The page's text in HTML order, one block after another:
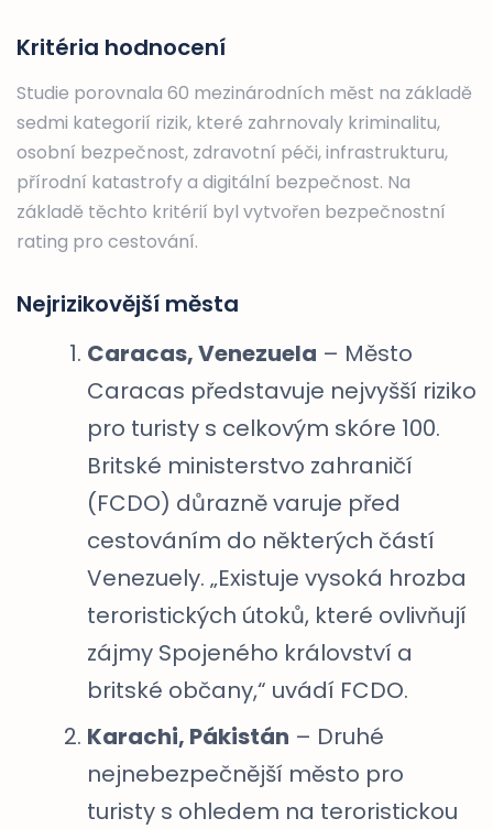
Kritéria hodnocení
Studie porovnala 60 mezinárodních měst na základě
sedmi kategorií rizik, které zahrnovaly kriminalitu,
osobní bezpečnost, zdravotní péči, infrastrukturu,
přírodní katastrofy a digitální bezpečnost. Na
základě těchto kritérií byl vytvořen bezpečnostní
rating pro cestování.
Nejrizikovější města
Caracas, Venezuela – Město
Caracas představuje nejvyšší riziko
pro turisty s celkovým skóre 100.
Britské ministerstvo zahraničí
(FCDO) důrazně varuje před
cestováním do některých částí
Venezuely. „Existuje vysoká hrozba
teroristických útoků, které ovlivňují
zájmy Spojeného království a
britské občany,“ uvádí FCDO.
Karachi, Pákistán – Druhé
nejnebezpečnější město pro
turisty s ohledem na teroristickou